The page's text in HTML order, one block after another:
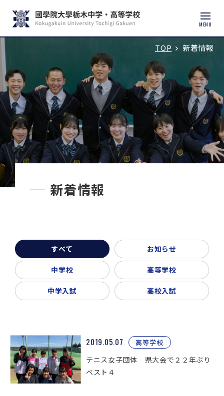
MENU
学校紹介
中学校
高等学校
高校入試
お問い合わせ・資料請求
ご利用ガイド
リンク集
新着情報
TOP 新着情報
すべて お知らせ
中学校 高等学校
中学入試 高校入試
2019.05.07 高等学校
テニス女子団体 県大会で２２年ぶり
ベスト４